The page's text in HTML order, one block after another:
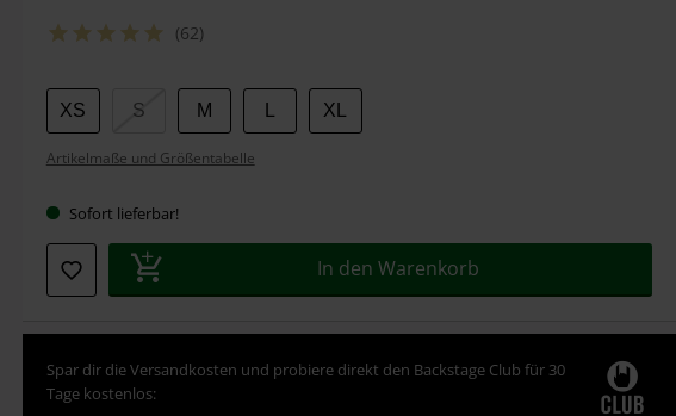
(62)
Wähle
deine
Größe
XS S M XL
Artikelmaße und Größentabelle
Sofort lieferbar!
In den Warenkorb
Spar dir die Versandkosten und probiere direkt den Backstage Club für 30
Tage kostenlos: